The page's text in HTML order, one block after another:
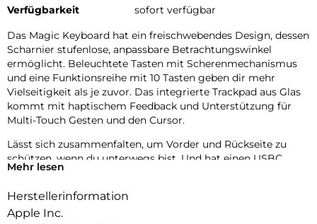
Verfügbarkeit
sofort verfügbar
Das Magic Keyboard hat ein freischwebendes Design, dessen
Scharnier stufenlose, anpassbare Betrachtungswinkel
ermöglicht. Beleuchtete Tasten mit Scherenmechanismus
und eine Funktionsreihe mit 10 Tasten geben dir mehr
Vielseitigkeit als je zuvor. Das integrierte Trackpad aus Glas
kommt mit haptischem Feedback und Unterstützung für
Multi-Touch Gesten und den Cursor.
Lässt sich zusammenfalten, um Vorder und Rückseite zu
schützen, wenn du unterwegs bist. Und hat einen USBC
Anschluss zum PassThrough Laden. Erhältlich in Schwarz
Mehr lesen
Herstellerinformation
Apple Inc.